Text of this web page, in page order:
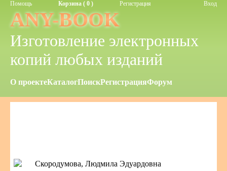
Помощь Корзина ( 0 ) Регистрация Вход
ANY-BOOK
Изготовление электронных
копий любых изданий
О проектеКаталогПоискРегистрацияФорум
Скородумова, Людмила Эдуардовна